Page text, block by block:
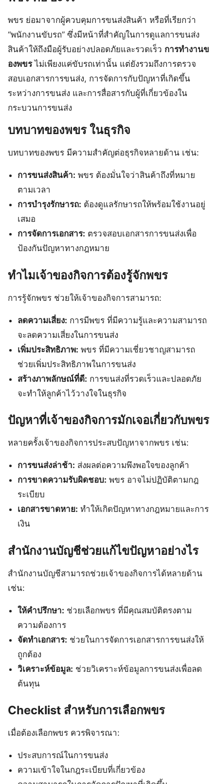
พขร ย่อมาจากผู้ควบคุมการขนส่งสินค้า หรือที่เรียกว่า
“พนักงานขับรถ” ซึ่งมีหน้าที่สำคัญในการดูแลการขนส่ง
สินค้าให้ถึงมือผู้รับอย่างปลอดภัยและรวดเร็ว การทำงานข
องพขรไม่เพียงแค่ขับรถเท่านั้น แต่ยังรวมถึงการตรวจ
สอบเอกสารการขนส่ง, การจัดการกับปัญหาที่เกิดขึ้น
ระหว่างการขนส่ง และการสื่อสารกับผู้ที่เกี่ยวข้องใน
กระบวนการขนส่ง
บทบาทของพขร ในธุรกิจ
บทบาทของพขร มีความสำคัญต่อธุรกิจหลายด้าน เช่น:
การขนส่งสินค้า: พขร ต้องมั่นใจว่าสินค้าถึงที่หมาย
ตามเวลา
การบำรุงรักษารถ: ต้องดูแลรักษารถให้พร้อมใช้งานอยู่
เสมอ
การจัดการเอกสาร: ตรวจสอบเอกสารการขนส่งเพื่อ
ป้องกันปัญหาทางกฎหมาย
ทำไมเจ้าของกิจการต้องรู้จักพขร
การรู้จักพขร ช่วยให้เจ้าของกิจการสามารถ:
ลดความเสี่ยง: การมีพขร ที่มีความรู้และความสามารถ
จะลดความเสี่ยงในการขนส่ง
เพิ่มประสิทธิภาพ: พขร ที่มีความเชี่ยวชาญสามารถ
ช่วยเพิ่มประสิทธิภาพในการขนส่ง
สร้างภาพลักษณ์ที่ดี: การขนส่งที่รวดเร็วและปลอดภัย
จะทำให้ลูกค้าไว้วางใจในธุรกิจ
ปัญหาที่เจ้าของกิจการมักเจอเกี่ยวกับพขร
หลายครั้งเจ้าของกิจการประสบปัญหาจากพขร เช่น:
การขนส่งล่าช้า: ส่งผลต่อความพึงพอใจของลูกค้า
การขาดความรับผิดชอบ: พขร อาจไม่ปฏิบัติตามกฎ
ระเบียบ
เอกสารขาดหาย: ทำให้เกิดปัญหาทางกฎหมายและการ
เงิน
สำนักงานบัญชีช่วยแก้ไขปัญหาอย่างไร
สำนักงานบัญชีสามารถช่วยเจ้าของกิจการได้หลายด้าน
เช่น:
ให้คำปรึกษา: ช่วยเลือกพขร ที่มีคุณสมบัติตรงตาม
ความต้องการ
จัดทำเอกสาร: ช่วยในการจัดการเอกสารการขนส่งให้
ถูกต้อง
วิเคราะห์ข้อมูล: ช่วยวิเคราะห์ข้อมูลการขนส่งเพื่อลด
ต้นทุน
Checklist สำหรับการเลือกพขร
เมื่อต้องเลือกพขร ควรพิจารณา:
ประสบการณ์ในการขนส่ง
ความเข้าใจในกฎระเบียบที่เกี่ยวข้อง